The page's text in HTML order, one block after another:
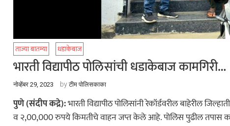
ताज्या बातम्या धडाकेबाज
भारती विद्यापीठ पोलिसांची धडाकेबाज कामगिरी…
नोव्हेंबर 29, 2023 byटीम पोलिसकाका
पुणे (संदीप कद्रे):भारती विद्यापीठ पोलिसांनी रेकॉर्डवरील बाहेरील
व २,00,000 रुपये किमतीचे वाहन जप्त केले आहे. पोलिस पुढील तपास